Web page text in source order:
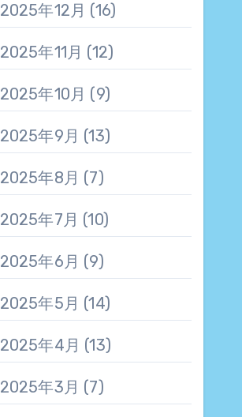
2025年12月 (16)
2025年11月 (12)
2025年10月 (9)
2025年9月 (13)
2025年8月 (7)
2025年7月 (10)
2025年6月 (9)
2025年5月 (14)
2025年4月 (13)
2025年3月 (7)